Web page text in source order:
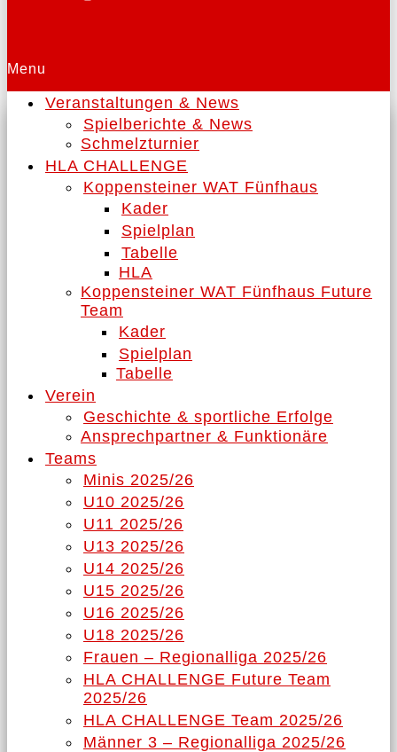
Menu
Veranstaltungen & News
Spielberichte & News
Schmelzturnier
HLA CHALLENGE
Koppensteiner WAT Fünfhaus
Kader
Spielplan
Tabelle
HLA
Koppensteiner WAT Fünfhaus Future
Team
Kader
Spielplan
Tabelle
Verein
Geschichte & sportliche Erfolge
Ansprechpartner & Funktionäre
Teams
Minis 2025/26
U10 2025/26
U11 2025/26
U13 2025/26
U14 2025/26
U15 2025/26
U16 2025/26
U18 2025/26
Frauen – Regionalliga 2025/26
HLA CHALLENGE Future Team
2025/26
HLA CHALLENGE Team 2025/26
Männer 3 – Regionalliga 2025/26